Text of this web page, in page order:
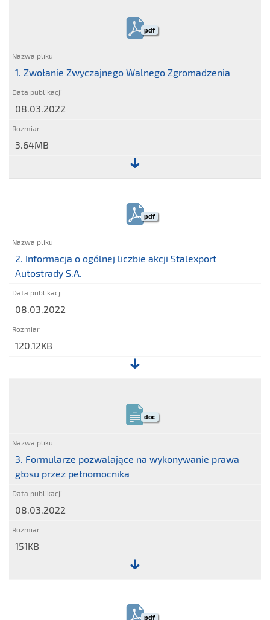
pdf
1. Zwołanie Zwyczajnego Walnego Zgromadzenia
08.03.2022
3.64MB
Plik:
Walnego
Zgromadzenia
pdf
2. Informacja o ogólnej liczbie akcji Stalexport
Autostrady S.A.
08.03.2022
120.12KB
Plik:
ogólnej
liczbie
akcji
Stalexport
Autostrady
S.A.
doc
3. Formularze pozwalające na wykonywanie prawa
głosu przez pełnomocnika
08.03.2022
151KB
Plik:
pdf